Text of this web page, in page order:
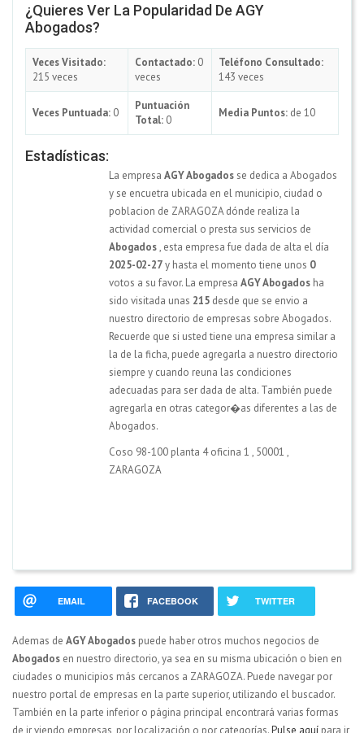
¿Quieres Ver La Popularidad De AGY
Abogados?
Veces Visitado:
215 veces
Contactado: 0
veces
Teléfono Consultado:
143 veces
Veces Puntuada: 0
Puntuación
Total: 0
Media Puntos: de 10
Estadísticas:
La empresa AGY Abogadosse dedica a Abogados
y se encuetra ubicada en el municipio, ciudad o
poblacion de ZARAGOZA dónde realiza la
actividad comercial o presta sus servicios de
Abogados, esta empresa fue dada de alta el día
2025-02-27y hasta el momento tiene unos 0
votos a su favor. La empresa AGY Abogados ha
sido visitada unas 215 desde que se envio a
nuestro directorio de empresas sobre Abogados.
Recuerde que si usted tiene una empresa similar a
la de la ficha, puede agregarla a nuestro directorio
siempre y cuando reuna las condiciones
adecuadas para ser dada de alta. También puede
agregarla en otras categor�as diferentes a las de
Abogados.
Coso 98-100 planta 4 oficina 1 , 50001 ,
ZARAGOZA
EMAIL FACEBOOK TWITTER
Ademas de AGY Abogados puede haber otros muchos negocios de
Abogados en nuestro directorio, ya sea en su misma ubicación o bien en
ciudades o municipios más cercanos a ZARAGOZA. Puede navegar por
nuestro portal de empresas en la parte superior, utilizando el buscador.
También en la parte inferior o página principal encontrará varias formas
de ir viendo empresas, por localización o por categorías.Pulse aquí para ir